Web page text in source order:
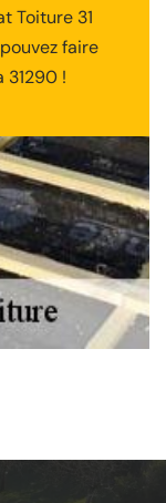
Toiture 31
faire
31290 !